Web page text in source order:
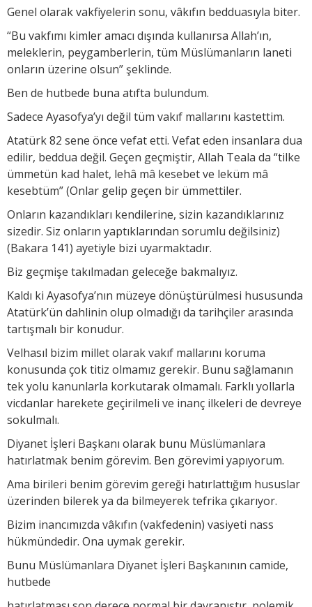
Genel olarak vakfiyelerin sonu, vâkıfın bedduasıyla biter.
“Bu vakfımı kimler amacı dışında kullanırsa Allah’ın,
meleklerin, peygamberlerin, tüm Müslümanların laneti
onların üzerine olsun” şeklinde.
Ben de hutbede buna atıfta bulundum.
Sadece Ayasofya’yı değil tüm vakıf mallarını kastettim.
Atatürk 82 sene önce vefat etti. Vefat eden insanlara dua
edilir, beddua değil. Geçen geçmiştir, Allah Teala da “tilke
ümmetün kad halet, lehâ mâ kesebet ve leküm mâ
kesebtüm” (Onlar gelip geçen bir ümmettiler.
Onların kazandıkları kendilerine, sizin kazandıklarınız
sizedir. Siz onların yaptıklarından sorumlu değilsiniz)
(Bakara 141) ayetiyle bizi uyarmaktadır.
Biz geçmişe takılmadan geleceğe bakmalıyız.
Kaldı ki Ayasofya’nın müzeye dönüştürülmesi hususunda
Atatürk’ün dahlinin olup olmadığı da tarihçiler arasında
tartışmalı bir konudur.
Velhasıl bizim millet olarak vakıf mallarını koruma
konusunda çok titiz olmamız gerekir. Bunu sağlamanın
tek yolu kanunlarla korkutarak olmamalı. Farklı yollarla
vicdanlar harekete geçirilmeli ve inanç ilkeleri de devreye
sokulmalı.
Diyanet İşleri Başkanı olarak bunu Müslümanlara
hatırlatmak benim görevim. Ben görevimi yapıyorum.
Ama birileri benim görevim gereği hatırlattığım hususlar
üzerinden bilerek ya da bilmeyerek tefrika çıkarıyor.
Bizim inancımızda vâkıfın (vakfedenin) vasiyeti nass
hükmündedir. Ona uymak gerekir.
Bunu Müslümanlara Diyanet İşleri Başkanının camide,
hutbede